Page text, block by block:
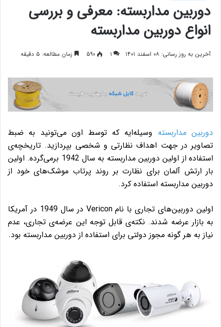
دوربین مداربسته: معرفی و بررسی
انواع دوربین مداربسته
آخرین به روز رسانی: ۰۸ اسفند ۱۴۰۱ ۱ ۵۹۰ زمان مطالعه: ۵ دقیقه
دوربین مداربسته وسیله‌ایه که توسط اون می‌تونید به ضبط
تصاویر در جهت اهداف نظارتی و شخصی بپردازید. تاریخچه‌ی
استفاده از اولین دوربین مداربسته به سال 1942 برمی‌گرده. اولین
بار ارتش آلمان برای نظارت بر روند پرتاب موشک‌های خود از
دوربین مداربسته استفاده کرد.
اولین دوربین‌های تجاری با نام Vericon در سال 1949 در آمریکا
به بازار عرضه شدند. نکته‌ی قابل توجه این عرضه‌ی تجاری، عدم
نیاز به هر گونه مجوز دولتی برای استفاده از دوربین مداربسته بود.